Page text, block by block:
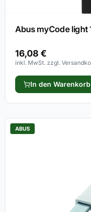
Abus myCode light
16,08 €
inkl. MwSt. zzgl.
In den Warenkorb
ABUS